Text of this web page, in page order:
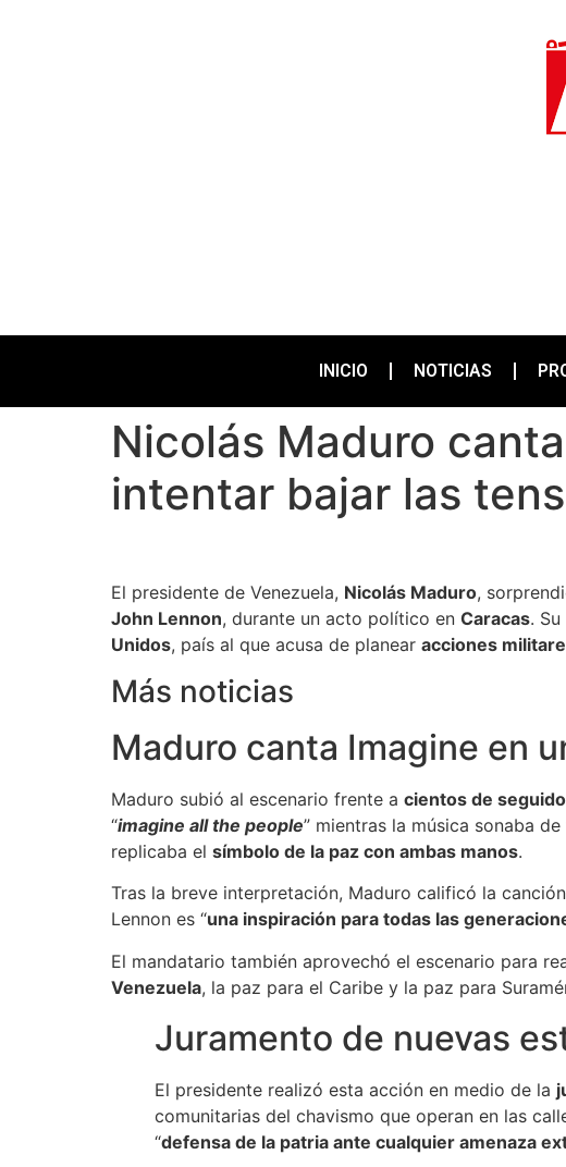
INICIO NOTICIAS
Nicolás Maduro
intentar bajar las
El presidente de Venezuela, Nicolás Maduro,
John Lennon, durante un acto político en Caracas.
Unidos, país al que acusa de planear acciones
Más noticias
Maduro canta Imagine en
Maduro subió al escenario frente a cientos de
“imagine all the people” mientras la música sonaba
replicaba el símbolo de la paz con ambas manos.
Tras la breve interpretación, Maduro calificó la
Lennon es “una inspiración para todas las
El mandatario también aprovechó el escenario para
Venezuela, la paz para el Caribe y la paz para
Juramento de nuevas
El presidente realizó esta acción en medio de la
comunitarias del chavismo que operan en las
“defensa de la patria ante cualquier amenaza